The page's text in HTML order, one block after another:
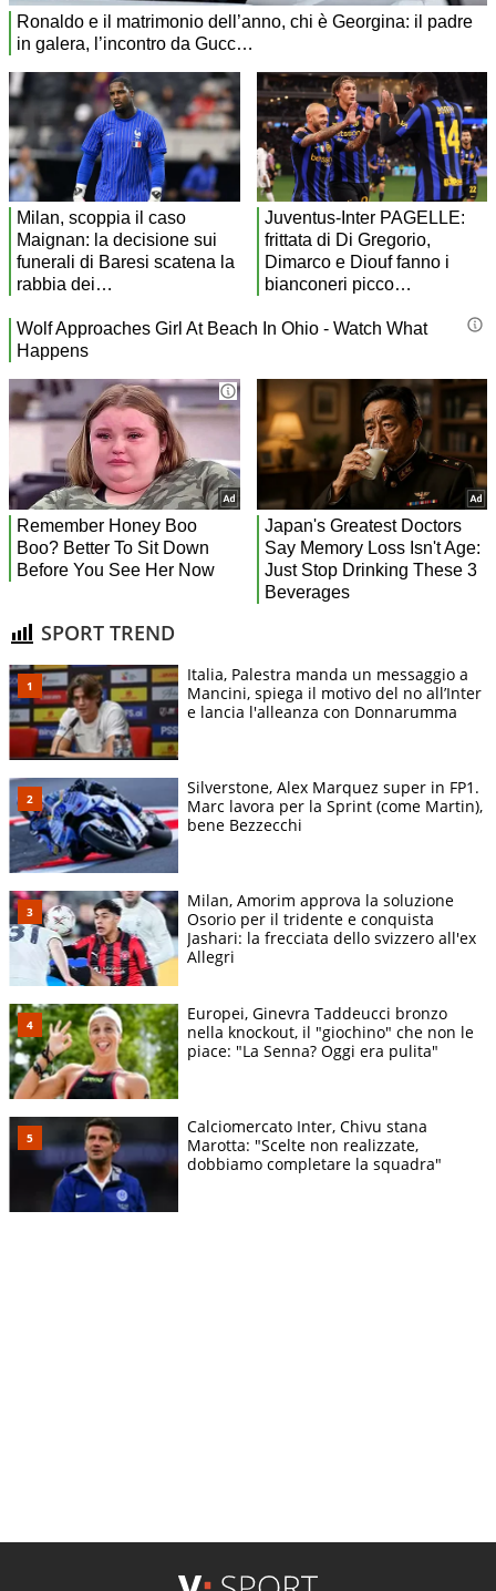
SPORT TREND
Italia, Palestra manda un messaggio a
Mancini, spiega il motivo del no all’Inter
e lancia l'alleanza con Donnarumma
Silverstone, Alex Marquez super in FP1.
Marc lavora per la Sprint (come Martin),
bene Bezzecchi
Milan, Amorim approva la soluzione
Osorio per il tridente e conquista
Jashari: la frecciata dello svizzero all'ex
Allegri
Europei, Ginevra Taddeucci bronzo
nella knockout, il "giochino" che non le
piace: "La Senna? Oggi era pulita"
Calciomercato Inter, Chivu stana
Marotta: "Scelte non realizzate,
dobbiamo completare la squadra"